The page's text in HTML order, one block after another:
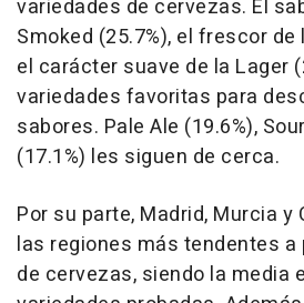
variedades de cervezas. El
Smoked (25.7%), el frescor de
el carácter suave de la Lager
variedades favoritas para
sabores. Pale Ale (19.6%),
(17.1%) les siguen de cerca.
Por su parte, Madrid, Murcia y
las regiones más tendentes a
de cervezas, siendo la media